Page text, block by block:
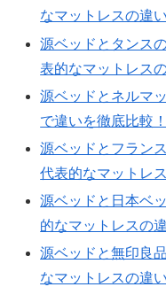
なマットレスの違
源ベッドとタンス
表的なマットレス
源ベッドとネルマ
で違いを徹底比較！
源ベッドとフラン
代表的なマットレ
源ベッドと日本ベ
的なマットレスの
源ベッドと無印良
なマットレスの違